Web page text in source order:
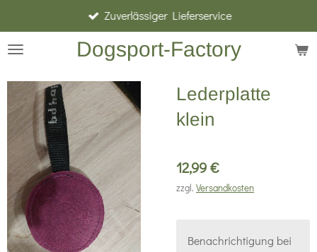
Hauptinhalt
springen
Dogsport-Factory
Zuverlässiger Lieferservice
Lederplatte
klein
12,99 €
zzgl. Versandkosten
Benachrichtigung bei